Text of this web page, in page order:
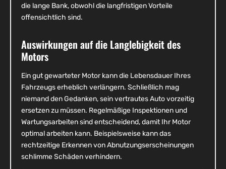
die lange Bank, obwohl die langfristigen Vorteile
offensichtlich sind.
Auswirkungen auf die Langlebigkeit des
Motors
Ein gut gewarteter Motor kann die Lebensdauer Ihres
Fahrzeugs erheblich verlängern. Schließlich mag
niemand den Gedanken, sein vertrautes Auto vorzeitig
ersetzen zu müssen. Regelmäßige Inspektionen und
Wartungsarbeiten sind entscheidend, damit Ihr Motor
optimal arbeiten kann. Beispielsweise kann das
rechtzeitige Erkennen von Abnutzungserscheinungen
schlimme Schäden verhindern.